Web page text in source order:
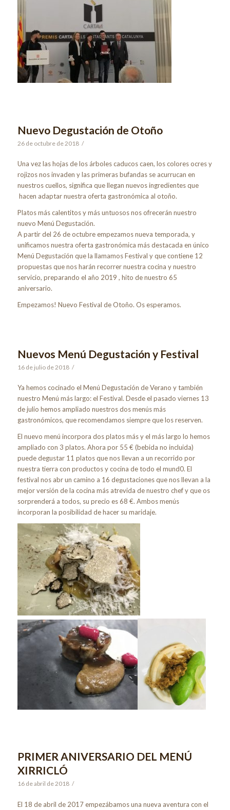
Nuevo Degustación de Otoño
26 de octubre de 2018 /
Una vez las hojas de los árboles caducos caen, los colores ocres y
rojizos nos invaden y las primeras bufandas se acurrucan en
nuestros cuellos, significa que llegan nuevos ingredientes que
hacen adaptar nuestra oferta gastronómica al otoño.
Platos más calentitos y más untuosos nos ofrecerán nuestro
nuevo Menú Degustación.
A partir del 26 de octubre empezamos nueva temporada, y
unificamos nuestra oferta gastronómica más destacada en único
Menú Degustación que la llamamos Festival y que contiene 12
propuestas que nos harán recorrer nuestra cocina y nuestro
servicio, preparando el año 2019 , hito de nuestro 65
aniversario.
Empezamos! Nuevo Festival de Otoño. Os esperamos.
Nuevos Menú Degustación y Festival
16 de julio de 2018 /
Ya hemos cocinado el Menú Degustación de Verano y también
nuestro Menú más largo: el Festival. Desde el pasado viernes 13
de julio hemos ampliado nuestros dos menús más
gastronómicos, que recomendamos siempre que los reserven.
El nuevo menú incorpora dos platos más y el más largo lo hemos
ampliado con 3 platos. Ahora por 55 € (bebida no incluida)
puede degustar 11 platos que nos llevan a un recorrido por
nuestra tierra con productos y cocina de todo el mund0. El
festival nos abr un camino a 16 degustaciones que nos llevan a la
mejor versión de la cocina más atrevida de nuestro chef y que os
sorprenderá a todos, su precio es 68 €. Ambos menús
incorporan la posibilidad de hacer su maridaje.
PRIMER ANIVERSARIO DEL MENÚ
XIRRICLÓ
16 de abril de 2018 /
El 18 de abril de 2017 empezábamos una nueva aventura con el